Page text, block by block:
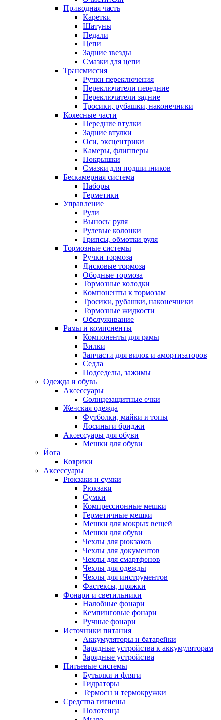
Приводная часть
Каретки
Шатуны
Педали
Цепи
Задние звезды
Смазки для цепи
Трансмиссия
Ручки переключения
Переключатели передние
Переключатели задние
Тросики, рубашки, наконечники
Колесные части
Передние втулки
Задние втулки
Оси, эксцентрики
Камеры, флипперы
Покрышки
Смазки для подшипников
Бескамерная система
Наборы
Герметики
Управление
Рули
Выносы руля
Рулевые колонки
Грипсы, обмотки руля
Тормозные системы
Ручки тормоза
Дисковые тормоза
Ободные тормоза
Тормозные колодки
Компоненты к тормозам
Тросики, рубашки, наконечники
Тормозные жидкости
Обслуживание
Рамы и компоненты
Компоненты для рамы
Вилки
Запчасти для вилок и амортизаторов
Седла
Подседелы, зажимы
Одежда и обувь
Аксессуары
Солнцезащитные очки
Женская одежда
Футболки, майки и топы
Лосины и бриджи
Аксессуары для обуви
Мешки для обуви
Йога
Коврики
Аксессуары
Рюкзаки и сумки
Рюкзаки
Сумки
Компрессионные мешки
Герметичные мешки
Мешки для мокрых вещей
Мешки для обуви
Чехлы для рюкзаков
Чехлы для документов
Чехлы для смартфонов
Чехлы для одежды
Чехлы для инструментов
Фастексы, пряжки
Фонари и светильники
Налобные фонари
Кемпинговые фонари
Ручные фонари
Источники питания
Аккумуляторы и батарейки
Зарядные устройства к аккумуляторам
Зарядные устройства
Питьевые системы
Бутылки и фляги
Гидраторы
Термосы и термокружки
Средства гигиены
Полотенца